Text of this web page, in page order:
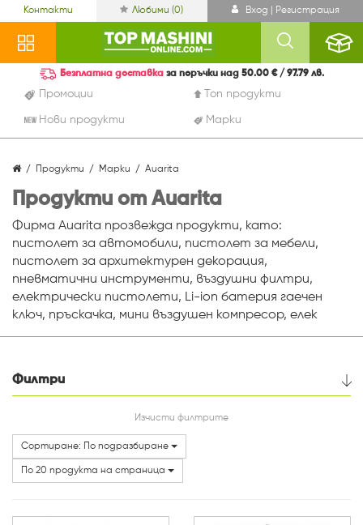
Контакти Любими (0) Вход | Регистрация
Промоции Топ продукти
Нови продукти Марки
Безплатна доставка за поръчки над 50.00 € / 97.79 лв.
Продукти Марки Auarita
Продукти от Auarita
Фирма Auarita прозвежда продукти, като:
пистолет за автомобили, пистолет за мебели,
пистолет за архитектурен декорация,
пневматични инструменти, въздушни филтри,
електрически пистолети, Li-ion батерия гаечен
ключ, пръскачка, мини въздушен компресор, елек
Филтри
Категории
Изчисти филтрите
Сортиране: По подразбиране
По 20 продукта на страница